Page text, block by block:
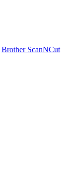
Brother ScanNCut